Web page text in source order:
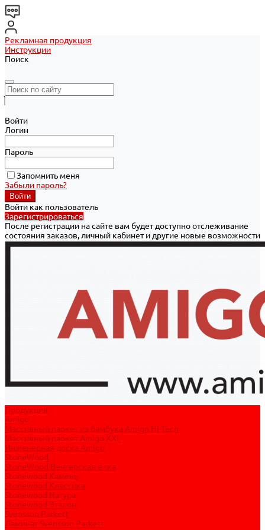
Рекламная продукция
Инструкции
Поиск
Войти
Логин
Пароль
Запомнить меня
Забыли пароль?
Войти как пользователь
Зарегистрироваться
После регистрации на сайте вам будет доступно отслеживание
состояния заказов, личный кабинет и другие новые возможности
Продукция
Amigo
Массивный паркет из бамбука Amigo Hi-Tech
Массивный паркет Amigo XXL
Инженерная доска Amigo
StoneWood
StoneWood Венгерская ёлка
Stonewood Камень
Stonewood Классика
Stonewood Натура
Stonewood Эталон
Svensson Parkett
Ламинат Svensson Parkett